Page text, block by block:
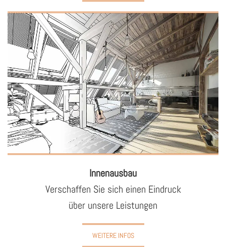
In­nen­aus­bau
Ver­schaf­fen Sie sich einen Ein­druck
über un­se­re Leis­tun­gen
WEITERE INFOS